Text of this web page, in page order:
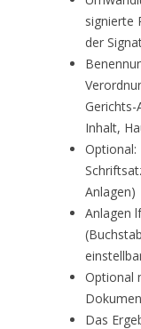
signierte
der
Gerichts-
Inhalt,
Optional:
Anlagen)
Anlagen
Optional
Das